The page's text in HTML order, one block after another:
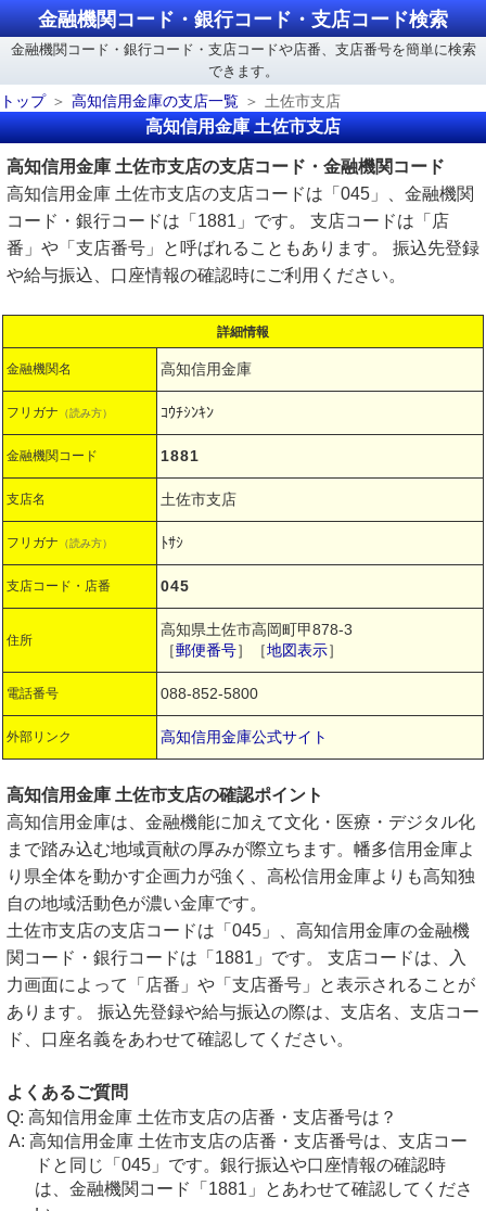
金融機関コード・銀行コード・支店コード検索
金融機関コード・銀行コード・支店コードや店番、支店番号を簡単に検索
できます。
トップ
高知信用金庫の支店一覧 土佐市支店
高知信用金庫 土佐市支店
高知信用金庫 土佐市支店の支店コード・金融機関コード
高知信用金庫 土佐市支店の支店コードは「045」、金融機関
コード・銀行コードは「1881」です。 支店コードは「店
番」や「支店番号」と呼ばれることもあります。 振込先登録
や給与振込、口座情報の確認時にご利用ください。
詳細情報
金融機関名 高知信用金庫
フリガナ （読み方） ｺｳﾁｼﾝｷﾝ
金融機関コード 1881
支店名 土佐市支店
フリガナ （読み方） ﾄｻｼ
支店コード・店番 045
住所
高知県土佐市高岡町甲878-3
［郵便番号］［地図表示］
電話番号 088-852-5800
外部リンク 高知信用金庫公式サイト
高知信用金庫 土佐市支店の確認ポイント
高知信用金庫は、金融機能に加えて文化・医療・デジタル化
まで踏み込む地域貢献の厚みが際立ちます。幡多信用金庫よ
り県全体を動かす企画力が強く、高松信用金庫よりも高知独
自の地域活動色が濃い金庫です。
土佐市支店の支店コードは「045」、高知信用金庫の金融機
関コード・銀行コードは「1881」です。 支店コードは、入
力画面によって「店番」や「支店番号」と表示されることが
あります。 振込先登録や給与振込の際は、支店名、支店コー
ド、口座名義をあわせて確認してください。
よくあるご質問
高知信用金庫 土佐市支店の店番・支店番号は？
高知信用金庫 土佐市支店の店番・支店番号は、支店コー
ドと同じ「045」です。銀行振込や口座情報の確認時
は、金融機関コード「1881」とあわせて確認してくださ